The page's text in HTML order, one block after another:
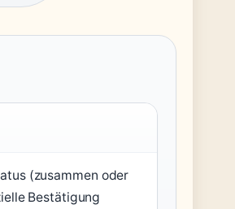
(zusammen oder
Bestätigung